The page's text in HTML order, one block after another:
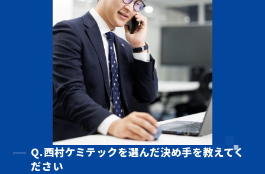
Q.西村ケミテックを選んだ決め手を教えてく
ださい